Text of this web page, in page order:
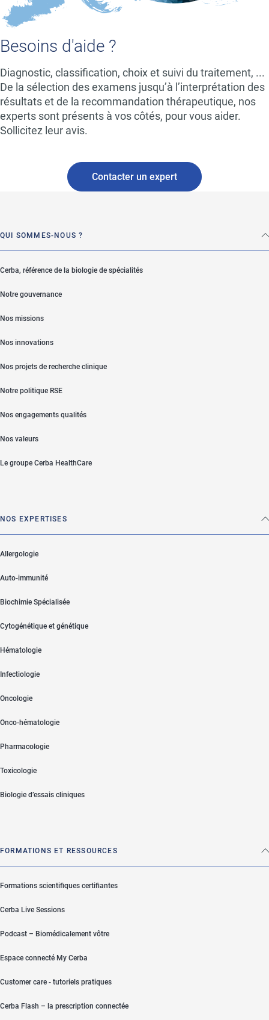
Besoins d'aide ?
Diagnostic, classification, choix et suivi du traitement, ...
De la sélection des examens jusqu’à l’interprétation des
résultats et de la recommandation thérapeutique, nos
experts sont présents à vos côtés, pour vous aider.
Sollicitez leur avis.
Contacter un expert
QUI SOMMES-NOUS ?
Cerba, référence de la biologie de spécialités
Notre gouvernance
Nos missions
Nos innovations
Nos projets de recherche clinique
Notre politique RSE
Nos engagements qualités
Nos valeurs
Le groupe Cerba HealthCare
NOS EXPERTISES
Allergologie
Auto-immunité
Biochimie Spécialisée
Cytogénétique et génétique
Hématologie
Infectiologie
Oncologie
Onco-hématologie
Pharmacologie
Toxicologie
Biologie d’essais cliniques
FORMATIONS ET RESSOURCES
Formations scientifiques certifiantes
Cerba Live Sessions
Podcast – Biomédicalement vôtre
Espace connecté My Cerba
Customer care - tutoriels pratiques
Cerba Flash – la prescription connectée